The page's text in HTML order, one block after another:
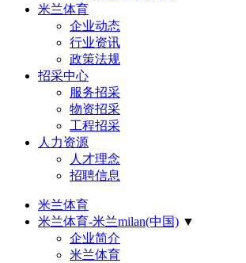
米兰体育
企业动态
行业资讯
政策法规
招采中心
服务招采
物资招采
工程招采
人力资源
人才理念
招聘信息
米兰体育
米兰体育-米兰milan(中国) ▼
企业简介
米兰体育